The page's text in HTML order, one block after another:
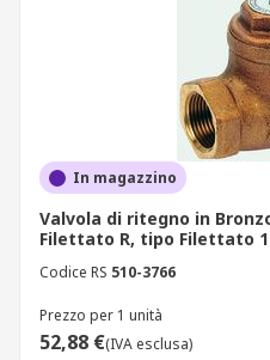
In magazzino
Valvola di ritegno in
Filettato R, tipo Filettato
Codice RS 510-3766
Prezzo per 1 unità
52,88 €(IVA esclusa)